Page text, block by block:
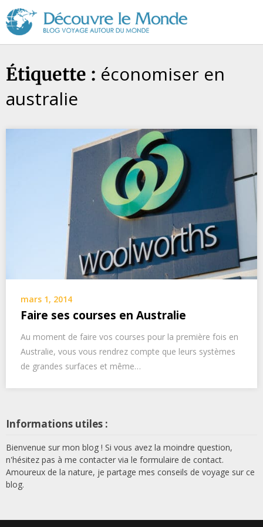
Monde
Étiquette : économiser en
australie
mars 1, 2014
Faire ses courses en Australie
Au moment de faire vos courses pour la première fois en
Australie, vous vous rendrez compte que leurs systèmes
de grandes surfaces et même…
Informations utiles :
Bienvenue sur mon blog ! Si vous avez la moindre question,
n'hésitez pas à me contacter via le formulaire de contact.
Amoureux de la nature, je partage mes conseils de voyage sur ce
blog.